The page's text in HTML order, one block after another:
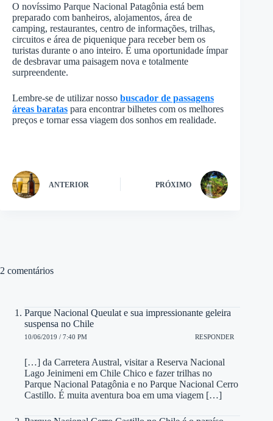
O novíssimo Parque Nacional Patagônia está bem
preparado com banheiros, alojamentos, área de
camping, restaurantes, centro de informações, trilhas,
circuitos e área de piquenique para receber bem os
turistas durante o ano inteiro. É uma oportunidade ímpar
de desbravar uma paisagem nova e totalmente
surpreendente.
Lembre-se de utilizar nosso buscador de passagens
áreas baratas para encontrar bilhetes com os melhores
preços e tornar essa viagem dos sonhos em realidade.
ANTERIOR PRÓXIMO
2 comentários
Parque Nacional Queulat e sua impressionante geleira
suspensa no Chile
10/06/2019 / 7:40 PM RESPONDER
[…] da Carretera Austral, visitar a Reserva Nacional
Lago Jeinimeni em Chile Chico e fazer trilhas no
Parque Nacional Patagônia e no Parque Nacional Cerro
Castillo. É muita aventura boa em uma viagem […]